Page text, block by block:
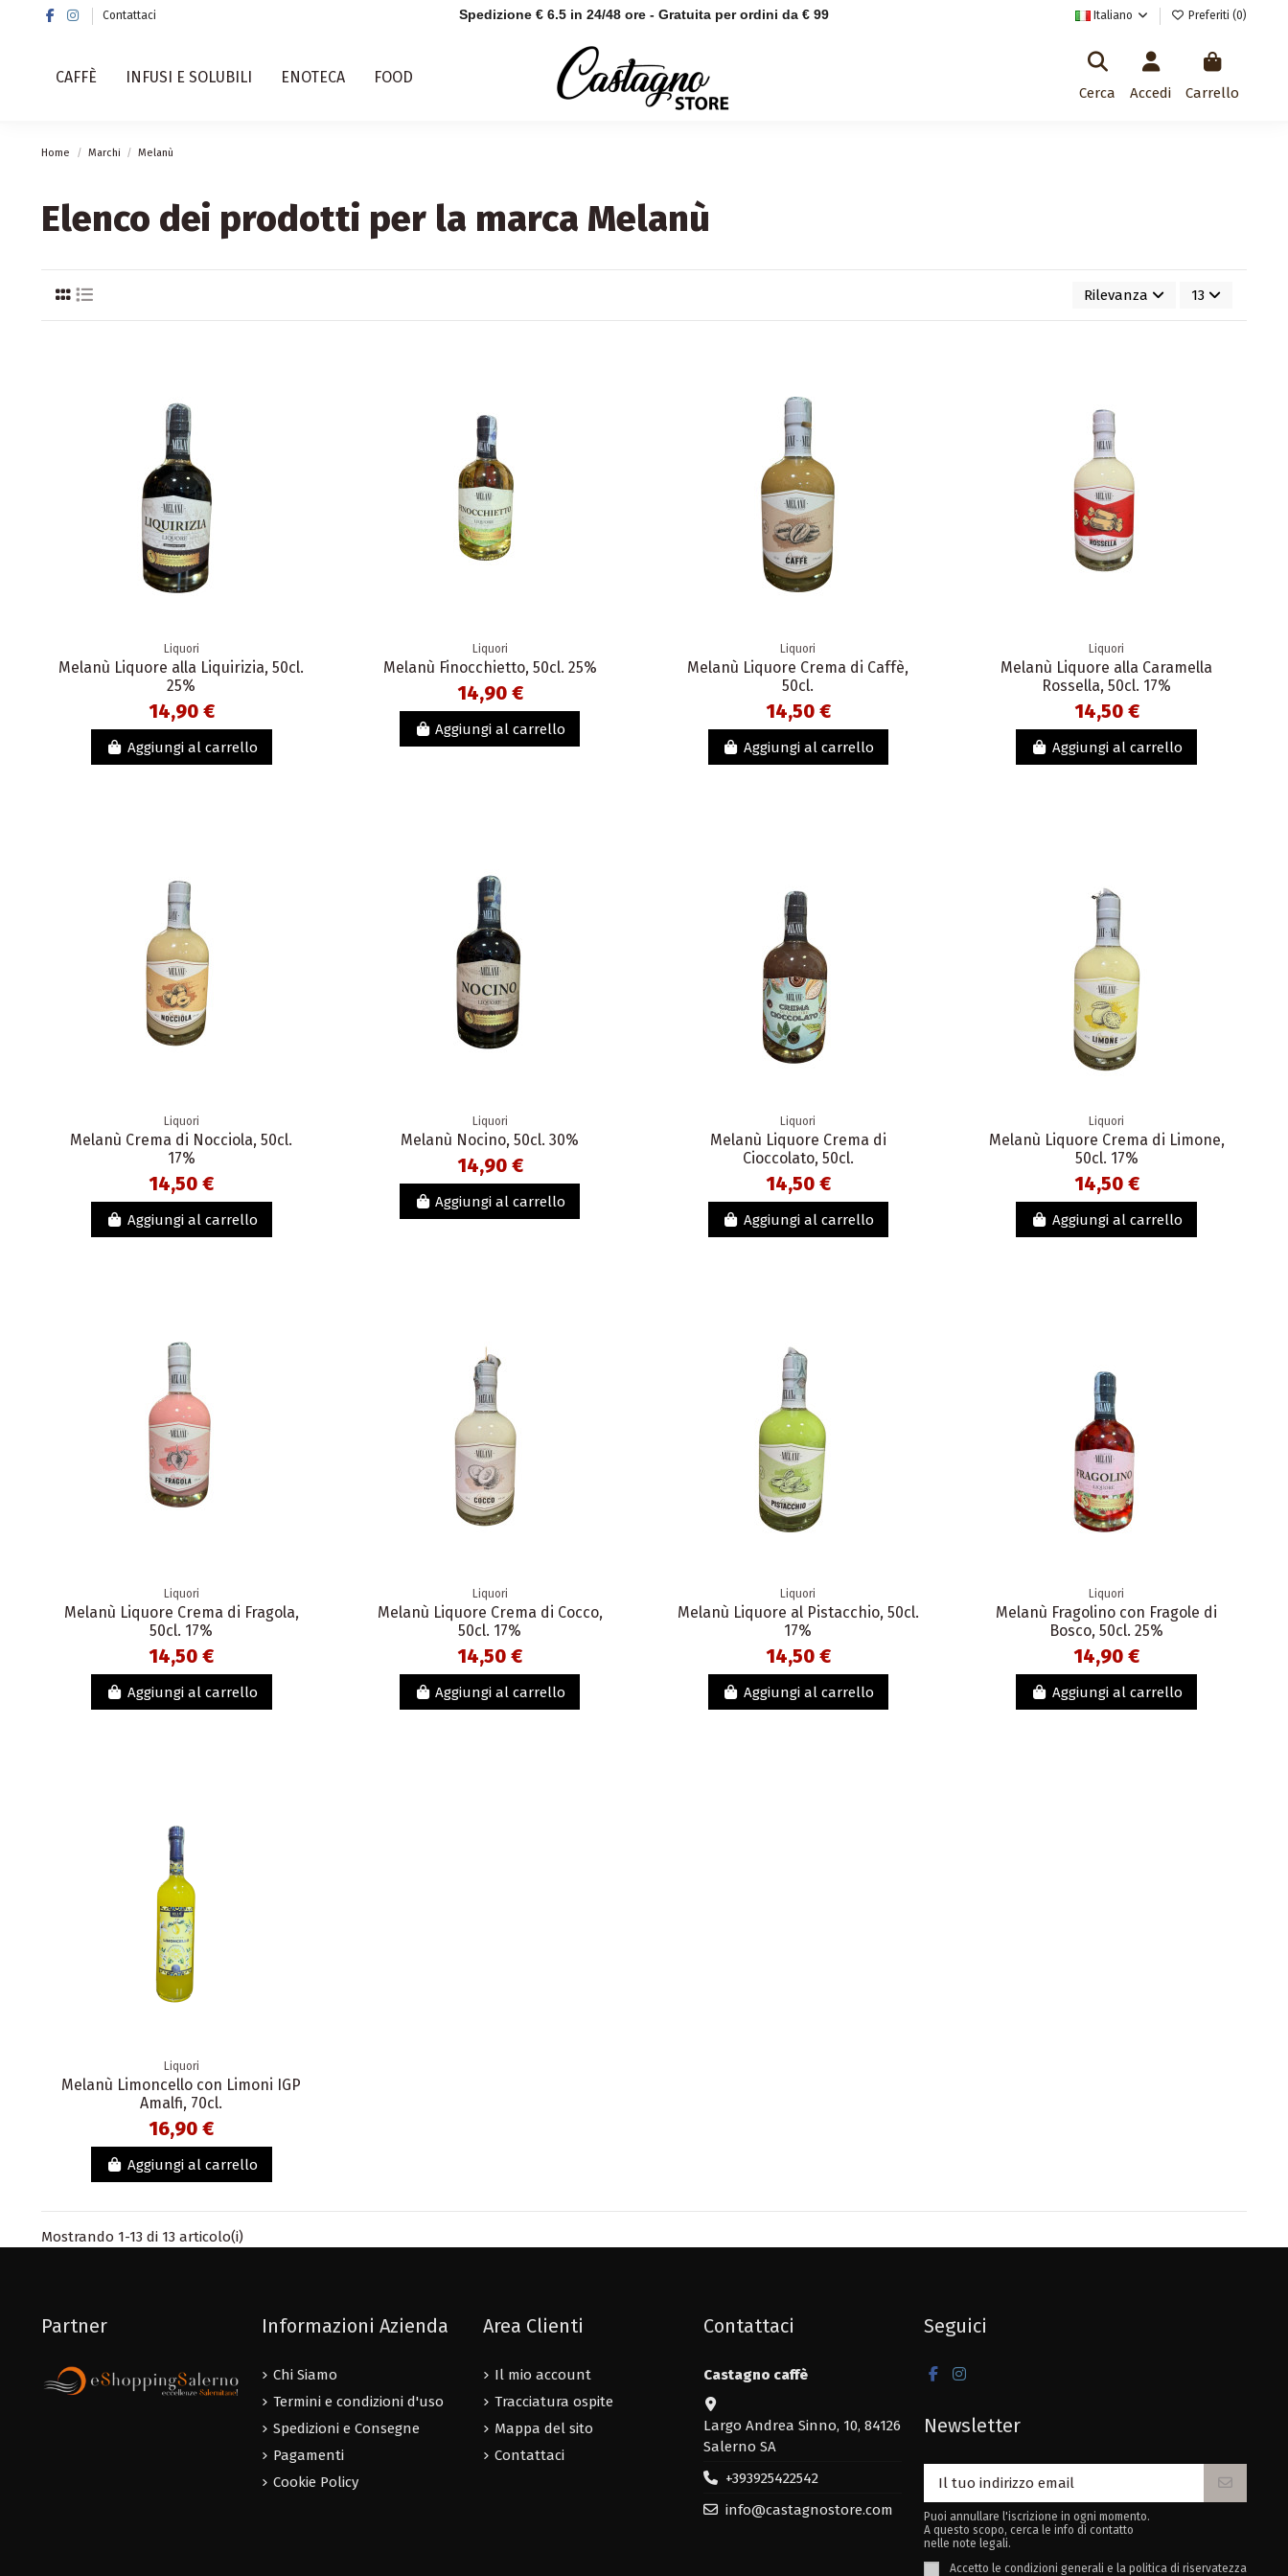
Contattaci Spedizione € 6.5 in 24/48 ore - Gratuita per ordini da € 99 Italiano Preferiti (0)
CAFFÈ INFUSI E SOLUBILI ENOTECA FOOD
Cerca Accedi Carrello
Home Marchi Melanù
Elenco dei prodotti per la marca Melanù
Rilevanza 13
Liquori
Melanù Liquore alla Liquirizia, 50cl.
25%
14,90 €
Aggiungi al carrello
Liquori
Melanù Finocchietto, 50cl. 25%
14,90 €
Aggiungi al carrello
Liquori
Melanù Liquore Crema di Caffè,
50cl.
14,50 €
Aggiungi al carrello
Liquori
Melanù Liquore alla Caramella
Rossella, 50cl. 17%
14,50 €
Aggiungi al carrello
Liquori
Melanù Crema di Nocciola, 50cl.
17%
14,50 €
Aggiungi al carrello
Liquori
Melanù Nocino, 50cl. 30%
14,90 €
Aggiungi al carrello
Liquori
Melanù Liquore Crema di
Cioccolato, 50cl.
14,50 €
Aggiungi al carrello
Liquori
Melanù Liquore Crema di Limone,
50cl. 17%
14,50 €
Aggiungi al carrello
Liquori
Melanù Liquore Crema di Fragola,
50cl. 17%
14,50 €
Aggiungi al carrello
Liquori
Melanù Liquore Crema di Cocco,
50cl. 17%
14,50 €
Aggiungi al carrello
Liquori
Melanù Liquore al Pistacchio, 50cl.
17%
14,50 €
Aggiungi al carrello
Liquori
Melanù Fragolino con Fragole di
Bosco, 50cl. 25%
14,90 €
Aggiungi al carrello
Liquori
Melanù Limoncello con Limoni IGP
Amalfi, 70cl.
16,90 €
Aggiungi al carrello
Mostrando 1-13 di 13 articolo(i)
Partner Informazioni Azienda
Chi Siamo
Termini e condizioni d'uso
Spedizioni e Consegne
Pagamenti
Cookie Policy
Area Clienti
Il mio account
Tracciatura ospite
Mappa del sito
Contattaci
Contattaci
Castagno caffè
Largo Andrea Sinno, 10, 84126
Salerno SA
+393925422542
info@castagnostore.com
Seguici
Newsletter
Puoi annullare l'iscrizione in ogni momento.
A questo scopo, cerca le info di contatto
nelle note legali.
Accetto le condizioni generali e la politica di riservatezza